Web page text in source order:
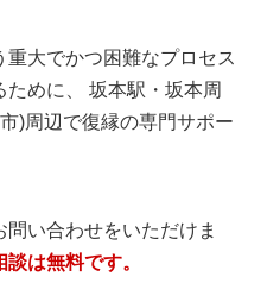
重大でかつ困難なプロセス
めに、 坂本駅・坂本周
)周辺で復縁の専門サポー
問い合わせをいただけま
は無料です。